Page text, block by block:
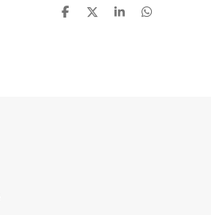
D
D
S
D